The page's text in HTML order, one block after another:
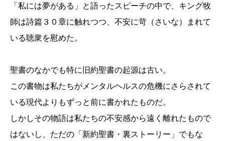
「私には夢がある」と語ったスピーチの中で、キング牧
師は詩篇３０章に触れつつ、不安に苛（さいな）まれて
いる聴衆を慰めた。
聖書のなかでも特に旧約聖書の起源は古い。
この書物は私たちがメンタルヘルスの危機にさらされて
いる現代よりもずっと前に書かれたものだ。
しかしその物語は私たちの不安感から遠く離れたもので
はないし、ただの「新約聖書・裏ストーリー」でもな